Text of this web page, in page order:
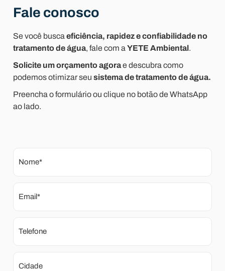
Fale conosco
Se você busca eficiência, rapidez e confiabilidade no
tratamento de água, fale com a YETE Ambiental.
Solicite um orçamento agorae descubra como
podemos otimizar seu sistema de tratamento de água.
Preencha o formulário ou clique no botão de WhatsApp
ao lado.
Nome*
Email*
Telefone
Cidade